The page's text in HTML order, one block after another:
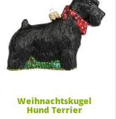
Weihnachtskugel
Hund Terrier